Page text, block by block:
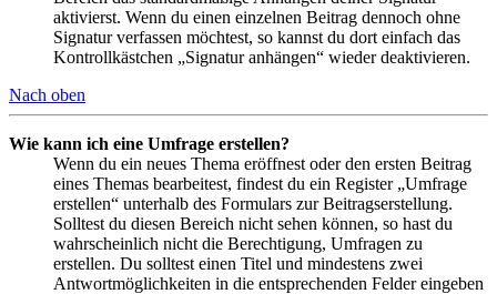
aktivierst. Wenn du einen einzelnen Beitrag dennoch ohne
Signatur verfassen möchtest, so kannst du dort einfach das
Kontrollkästchen „Signatur anhängen“ wieder deaktivieren.
Nach oben
Wie kann ich eine Umfrage erstellen?
Wenn du ein neues Thema eröffnest oder den ersten Beitrag
eines Themas bearbeitest, findest du ein Register „Umfrage
erstellen“ unterhalb des Formulars zur Beitragserstellung.
Solltest du diesen Bereich nicht sehen können, so hast du
wahrscheinlich nicht die Berechtigung, Umfragen zu
erstellen. Du solltest einen Titel und mindestens zwei
Antwortmöglichkeiten in die entsprechenden Felder eingeben